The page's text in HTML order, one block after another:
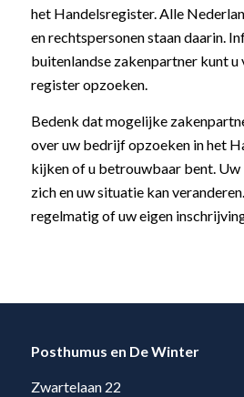
het Handelsregister. Alle
en rechtspersonen staan daarin.
buitenlandse zakenpartner kunt u
register opzoeken.
Bedenk dat mogelijke
over uw bedrijf opzoeken in het
kijken of u betrouwbaar bent.
zich en uw situatie kan
regelmatig of uw eigen
Posthumus en De Winter
Zwartelaan 22